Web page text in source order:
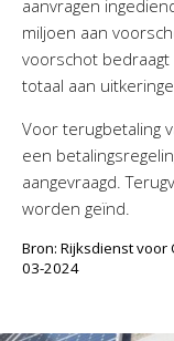
aanvragen
miljoen aan
voorschot bedraagt
totaal aan
Voor terugbetaling
een
aangevraagd.
worden geïnd.
Bron: Rijksdienst
03-2024